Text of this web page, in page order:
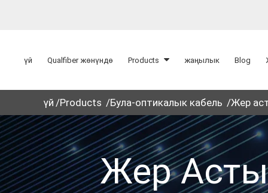
үй Qualfiber жөнүндө Products жаңылык Blog
үй Products Була-оптикалык кабель Жер
Жер